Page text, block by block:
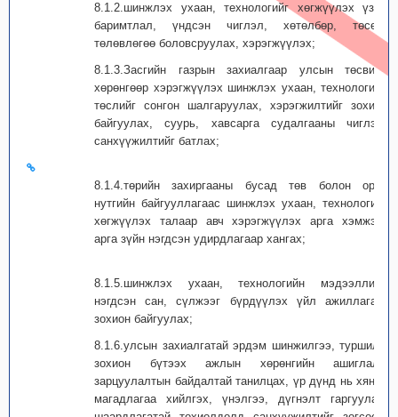
8.1.2.шинжлэх ухаан, технологийг хөгжүүлэх үзэл
баримтлал, үндсэн чиглэл, хөтөлбөр, төсөл,
төлөвлөгөө боловсруулах, хэрэгжүүлэх;
8.1.3.Засгийн газрын захиалгаар улсын төсвийн
хөрөнгөөр хэрэгжүүлэх шинжлэх ухаан, технологийн
төслийг сонгон шалгаруулах, хэрэгжилтийг зохион
байгуулах, суурь, хавсарга судалгааны чиглэл,
санхүүжилтийг батлах;
8.1.4.төрийн захиргааны бусад төв болон орон
нутгийн байгууллагаас шинжлэх ухаан, технологийг
хөгжүүлэх талаар авч хэрэгжүүлэх арга хэмжээг
арга зүйн нэгдсэн удирдлагаар хангах;
8.1.5.шинжлэх ухаан, технологийн мэдээллийн
нэгдсэн сан, сүлжээг бүрдүүлэх үйл ажиллагааг
зохион байгуулах;
8.1.6.улсын захиалгатай эрдэм шинжилгээ, туршилт,
зохион бүтээх ажлын хөрөнгийн ашиглалт,
зарцуулалтын байдалтай танилцах, үр дүнд нь хянан
магадлагаа хийлгэх, үнэлгээ, дүгнэлт гаргуулах,